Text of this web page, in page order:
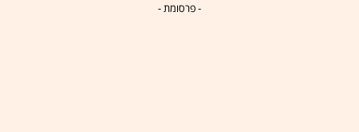
- פרסומת -